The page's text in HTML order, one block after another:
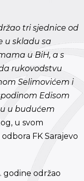
tri sjednice od
u skladu sa
u BiH, a s
rukovodstvu
Selimovićem i
Edisom
u budućem
u svom
FK Sarajevo
godine održao